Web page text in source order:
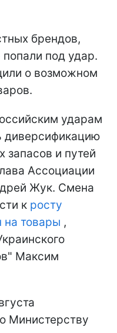
брендов,
под удар.
о возможном
ударам
диверсификацию
запасов и путей
Ассоциации
Жук. Смена
к росту
на товары ,
Максим
Министерству